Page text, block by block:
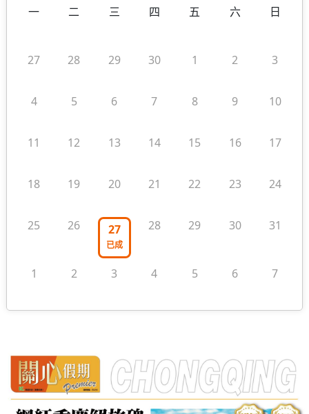
一 二 三 四 五 六 日
27 28 29 30 1 2 3
4 5 6 7 8 9 10
11 12 13 14 15 16 17
18 19 20 21 22 23 24
25 26 27
已成
28 29 30 31
1 2 3 4 5 6 7